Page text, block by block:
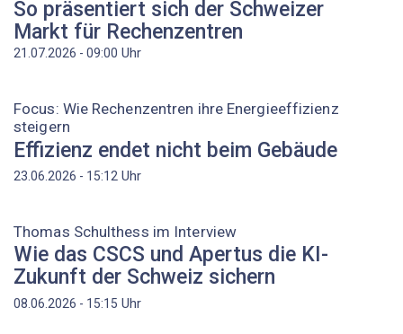
So präsentiert sich der Schweizer
Markt für Rechenzentren
21.07.2026 - 09:00 Uhr
Focus: Wie Rechenzentren ihre Energieeffizienz
steigern
Effizienz endet nicht beim Gebäude
23.06.2026 - 15:12 Uhr
Thomas Schulthess im Interview
Wie das CSCS und Apertus die KI-
Zukunft der Schweiz sichern
08.06.2026 - 15:15 Uhr